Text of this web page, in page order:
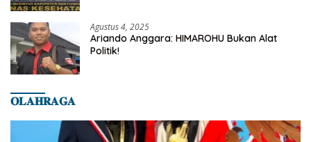
Agustus 4, 2025
Ariando Anggara: HIMAROHU Bukan Alat
Politik!
𝐎𝐋𝐀𝐇𝐑𝐀𝐆𝐀